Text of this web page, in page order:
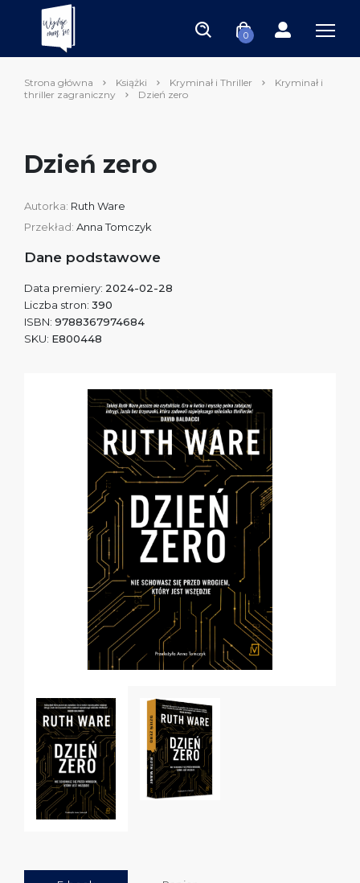
0
Strona główna Książki Kryminał i Thriller
Kryminał i
thriller zagraniczny
Dzień zero
Dzień zero
Autorka: Ruth Ware
Przekład: Anna Tomczyk
Dane podstawowe
Data premiery: 2024-02-28
Liczba stron: 390
ISBN: 9788367974684
SKU: E800448